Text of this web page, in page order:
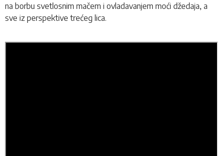
na borbu svetlosnim mačem i ovladavanjem moći džedaja, a
sve iz perspektive trećeg lica.